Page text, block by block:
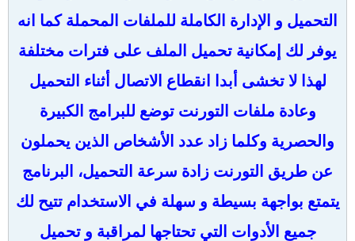
التحميل و الإدارة الكاملة للملفات المحملة كما انه
يوفر لك إمكانية تحميل الملف على فترات مختلفة
لهذا لا تخشى أبدا انقطاع الاتصال أثناء التحميل
وعادة ملفات التورنت توضع للبرامج الكبيرة
والحصرية وكلما زاد عدد الأشخاص الذين يحملون
عن طريق التورنت زادة سرعة التحميل، البرنامج
يتمتع بواجهة بسيطة و سهلة في الاستخدام تتيح لك
جميع الأدوات التي تحتاجها لمراقبة و تحميل